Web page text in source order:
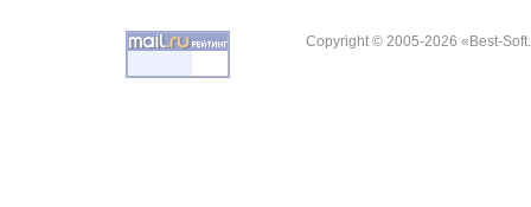
Copyright © 2005-2026 «Best-